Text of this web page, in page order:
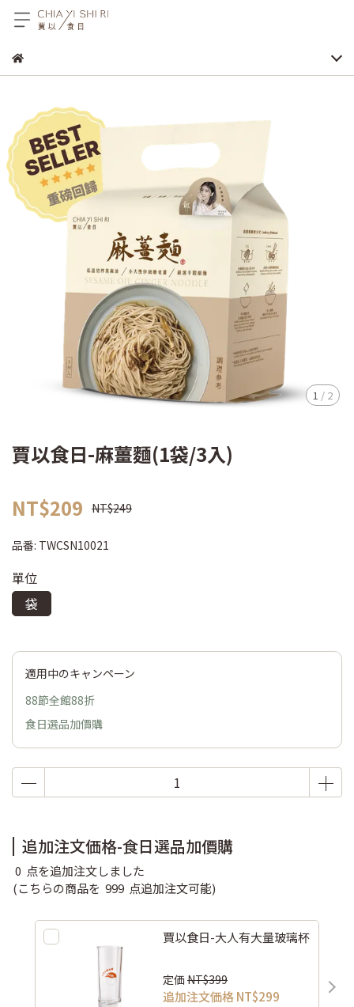
1 / 2
賈以食日-麻薑麵(1袋/3入)
NT$209 NT$249
品番: TWCSN10021
單位
袋
適用中のキャンペーン
88節全館88折
食日選品加價購
追加注文価格-食日選品加價購
0 点を追加注文しました
(こちらの商品を 999 点追加注文可能)
賈以食日-大人有大量玻璃杯
定価 NT$399
追加注文価格NT$299